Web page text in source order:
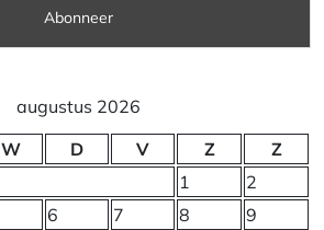
augustus 2026
W D V Z
Z
1
2
6 7 8
9